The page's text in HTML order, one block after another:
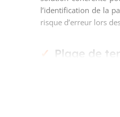
l’identification de la
risque d’erreur lors
Plage de
Prévu pour une
commande et de
mise en œuvre sur